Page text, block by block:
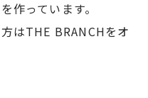
作っています。
はTHE BRANCHをオ